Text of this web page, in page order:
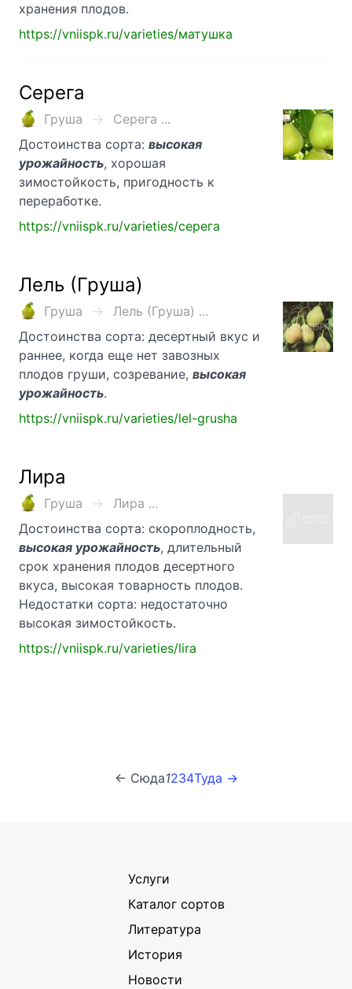
хранения плодов.
https://vniispk.ru/varieties/матушка
Серега
Груша
Серега ...
Достоинства сорта: высокая
урожайность, хорошая
зимостойкость, пригодность к
переработке.
https://vniispk.ru/varieties/серега
Лель (Груша)
Груша
Лель (Груша) ...
Достоинства сорта: десертный вкус и
раннее, когда еще нет завозных
плодов груши, созревание, высокая
урожайность.
https://vniispk.ru/varieties/lel-grusha
Лира
Груша
Лира ...
Достоинства сорта: скороплодность,
высокая урожайность, длительный
срок хранения плодов десертного
вкуса, высокая товарность плодов.
Недостатки сорта: недостаточно
высокая зимостойкость.
https://vniispk.ru/varieties/lira
← Сюда1234Туда →
Услуги
Каталог сортов
Литература
История
Новости